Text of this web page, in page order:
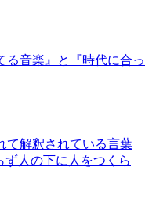
る音楽』と『時代に合っ
て解釈されている言葉
人の下に人をつくら